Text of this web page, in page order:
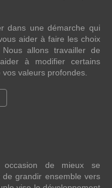
dans une démarche qui
aider à faire les choix
allons travailler de
à modifier certains
valeurs profondes.
de mieux se
grandir ensemble vers